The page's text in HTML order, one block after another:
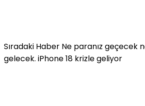
Sıradaki Haber Ne paranız geçecek
gelecek. iPhone 18 krizle geliyor